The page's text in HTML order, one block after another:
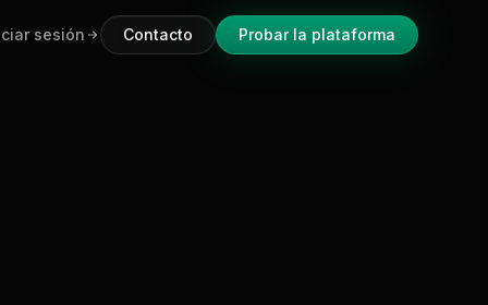
sesión Contacto Probar la plataforma